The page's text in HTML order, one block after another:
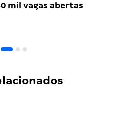
mil vagas abertas